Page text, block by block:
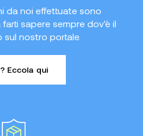
da noi effettuate sono
sapere sempre dov'è il
nostro portale.
Eccola qui